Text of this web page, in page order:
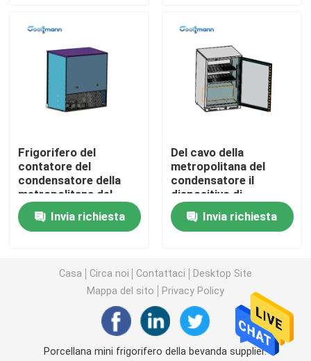
Refrigeratore aperto della vetrina
Congelatore dell'isola del supermercato
Congelatore per esposizione di carne
Dispositivo di raffreddamento dell'esposizione
Congelatore per celle frigorifere
Frigorifero del
contatore del
condensatore della
metropolitana del
cavo della luce di Mini
Backbar Cooler
Internal LED
Invia richiesta
Del cavo della
metropolitana del
condensatore il
dispositivo di
raffreddamento della
birra di Antivari
indietro, Antivari
porta di vetro
Invia richiesta
Casa Circa noi Contattaci
Desktop Site
Mappa del sito
Privacy Policy
Porcellana mini frigorifero della bevanda supplier.